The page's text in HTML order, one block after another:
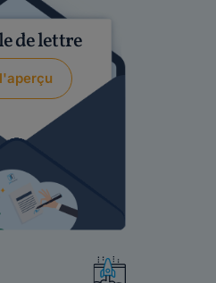
de lettre